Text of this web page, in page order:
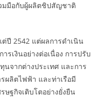
มมือกับผู้ผลิตชิปสัญชาติ
ปี 2542 แต่ผลการดำเนิน
เงินอย่างต่อเนื่อง การปรับ
นจากต่างประเทศ และการ
ผลิตไฟฟ้า และท่าเรือมี
ษฐกิจเติบโตอย่างยั่งยืน